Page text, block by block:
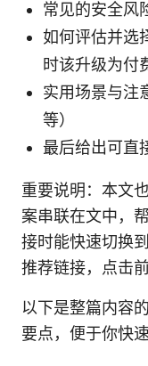
常见的安全风
如何评估并选
时该升级为付
实用场景与注
等）
最后给出可直
重要说明：本文
案串联在文中，
接时能快速切换
推荐链接，点击
以下是整篇内容
要点，便于你快